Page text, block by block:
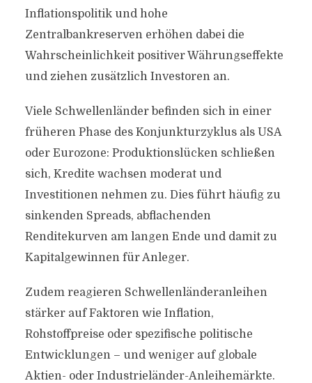
Inflationspolitik und hohe
Zentralbankreserven erhöhen dabei die
Wahrscheinlichkeit positiver Währungseffekte
und ziehen zusätzlich Investoren an.
Viele Schwellenländer befinden sich in einer
früheren Phase des Konjunkturzyklus als USA
oder Eurozone: Produktionslücken schließen
sich, Kredite wachsen moderat und
Investitionen nehmen zu. Dies führt häufig zu
sinkenden Spreads, abflachenden
Renditekurven am langen Ende und damit zu
Kapitalgewinnen für Anleger.
Zudem reagieren Schwellenländeranleihen
stärker auf Faktoren wie Inflation,
Rohstoffpreise oder spezifische politische
Entwicklungen – und weniger auf globale
Aktien- oder Industrieländer-Anleihemärkte.